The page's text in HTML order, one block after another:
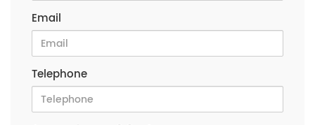
Email
Telephone